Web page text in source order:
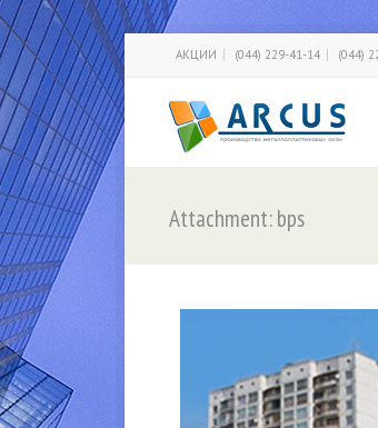
АКЦИИ (044) 229-41-14 (044)
Attachment: bps